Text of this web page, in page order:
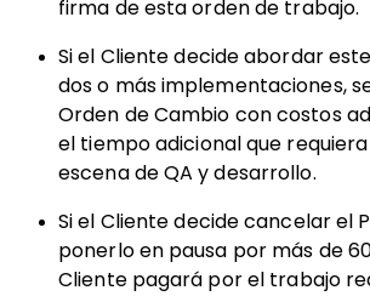
firma de esta orden de trabajo.
Si el Cliente decide abordar
dos o más implementaciones,
Orden de Cambio con costos
el tiempo adicional que
escena de QA y desarrollo.
Si el Cliente decide cancelar el
ponerlo en pausa por más de
Cliente pagará por el trabajo